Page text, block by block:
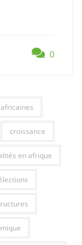
0
croissance
en afrique